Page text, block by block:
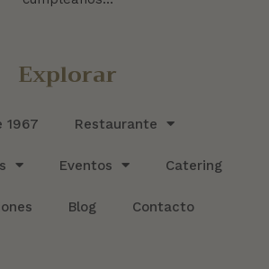
Explorar
1967 Restaurante
Eventos Catering
Blog Contacto